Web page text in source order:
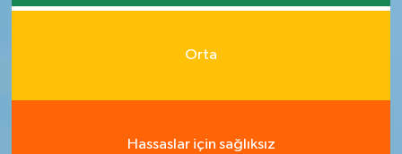
Orta
Hassaslar için sağlıksız